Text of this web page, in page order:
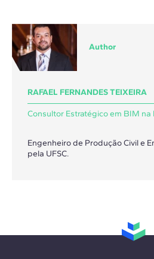
Author
RAFAEL FERNANDES TEIXEIRA
Consultor Estratégico em BIM na
Engenheiro de Produção Civil e
pela UFSC.